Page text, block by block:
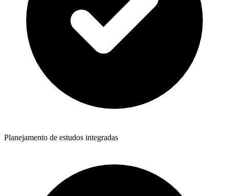
Planejamento de estudos integradas